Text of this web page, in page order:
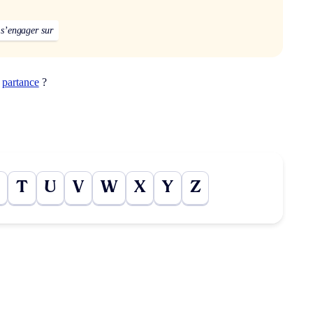
s’engager sur
partance?
T U V W X Y Z